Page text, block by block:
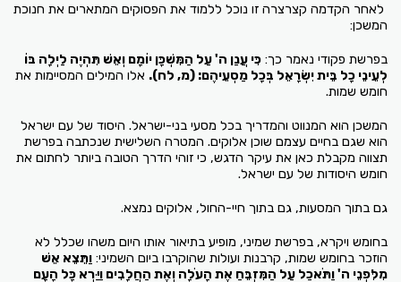
לאחר הקדמה קצרצרה זו נוכל ללמוד את הפסוקים המתארים את חנוכת
המשכן:
בפרשת פקודי נאמר כך: כִּי עֲנַן ה' עַל הַמִּשְׁכָּן יוֹמָם וְאֵשׁ תִּהְיֶה לַיְלָה בּוֹ
לְעֵינֵי כָל בֵּית יִשְׂרָאֵל בְּכָל מַסְעֵיהֶם: (מ, לח). אלו המילים המסיימות את
חומש שמות.
המשכן הוא המנווט והמדריך בכל מסעי בני-ישראל. היסוד של עם ישראל
הוא שגם בחיים עצמם שוכן אלוקים. המטרה השלישית שנכתבה בפרשת
תצווה מקבלת כאן את עיקר הדגש, כי זוהי הדרך הטובה ביותר לחתום את
חומש היסודות של עם ישראל.
גם בתוך המסעות, גם בתוך חיי-החול, אלוקים נמצא.
בחומש ויקרא, בפרשת שמיני, מופיע בתיאור אותו היום משהו שכלל לא
הוזכר בחומש שמות, קרבנות ועולות שהוקרבו ביום השמיני: וַתֵּצֵא אֵשׁ
מִלִּפְנֵי ה' וַתֹּאכַל עַל הַמִּזְבֵּחַ אֶת הָעֹלָה וְאֶת הַחֲלָבִים וַיַּרְא כָּל הָעָם